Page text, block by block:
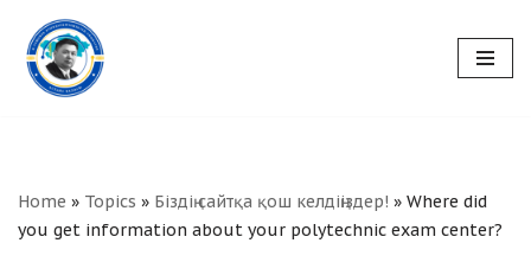
Skip
to
Home » Topics » Біздің сайтқа қош келдіңіздер! » Where did
you get information about your polytechnic exam center?